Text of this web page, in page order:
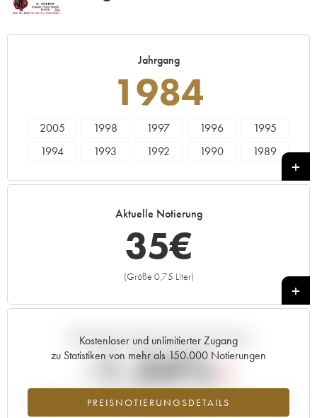
Jahrgang
1984
2005 1998 1997 1996
1995
1994
1993 1992 1990
1989
Aktuelle Notierung
35€
(Größe 0,75 Liter)
+
Kostenloser und unlimitierter Zugang
zu Statistiken von mehr als 150.000 Notierungen
PREISNOTIERUNGSDETAILS
Aktuelle Entwicklung der Preisnotierung
-1.34%
Preisabfall des Jahrgangs 1984 im Jahr 2026 im Vergleich zum Jahr